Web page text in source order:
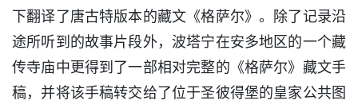
下翻译了唐古特版本的藏文《格萨尔》。除了记录沿
途所听到的故事片段外，波塔宁在安多地区的一个藏
传寺庙中更得到了一部相对完整的《格萨尔》藏文手
稿，并将该手稿转交给了位于圣彼得堡的皇家公共图